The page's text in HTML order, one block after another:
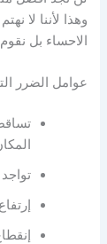
وهذا لأننا لا
الاحساء بل
عوامل الضرر